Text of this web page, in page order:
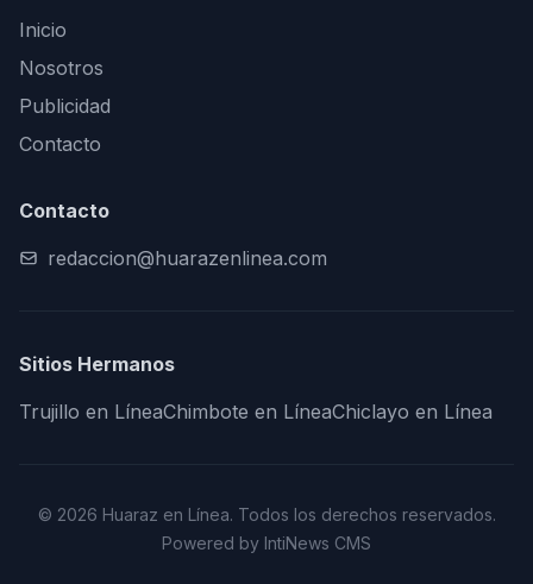
Inicio
Nosotros
Publicidad
Contacto
Contacto
redaccion@huarazenlinea.com
Sitios Hermanos
Trujillo en LíneaChimbote en LíneaChiclayo en Línea
© 2026 Huaraz en Línea. Todos los derechos reservados.
Powered by IntiNews CMS